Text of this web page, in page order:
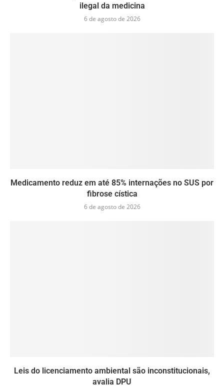
ilegal da medicina
6 de agosto de 2026
Medicamento reduz em até 85% internações no SUS por
fibrose cística
6 de agosto de 2026
Leis do licenciamento ambiental são inconstitucionais,
avalia DPU